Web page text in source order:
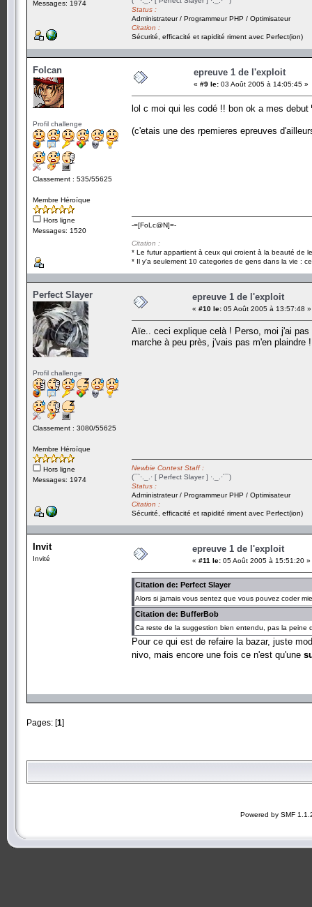
Messages: 1974
Status :
Administrateur / Programmeur PHP / Optimisateur
Citation :
Sécurité, efficacité et rapidité riment avec Perfect(ion)
Folcan
Profil challenge
Classement : 535/55625
Membre Héroïque
Hors ligne
Messages: 1520
epreuve 1 de l'exploit
« #9 le: 03 Août 2005 à 14:05:45 »
lol c moi qui les codé !! bon ok a mes debut
(c'etais une des rpemieres epreuves
-=[FoLc@N]=-
Citation :
* Le futur appartient à ceux qui croient à la beauté de
* Il y'a seulement 10 categories de gens dans la vie :
Perfect Slayer
Profil challenge
Classement : 3080/55625
Membre Héroïque
Hors ligne
Messages: 1974
epreuve 1 de l'exploit
« #10 le: 05 Août 2005 à 13:57:48 »
Aïe.. ceci explique celà ! Perso, moi j'ai
marche à peu près, j'vais pas m'en plaindre !
Newbie Contest Staff :
(¯`·._.· [ Perfect Slayer ] ·._.·´¯)
Status :
Administrateur / Programmeur PHP / Optimisateur
Citation :
Sécurité, efficacité et rapidité riment avec Perfect(ion)
Invit
Invité
epreuve 1 de l'exploit
« #11 le: 05 Août 2005 à 15:51:20 »
Citation de: Perfect Slayer
Alors si jamais vous sentez que vous pouvez coder
Citation de: BufferBob
Ca reste de la suggestion bien entendu, pas la peine
Pour ce qui est de refaire la bazar, juste
nivo, mais encore une fois ce n'est qu'une
Pages: [1]
Powered by SMF